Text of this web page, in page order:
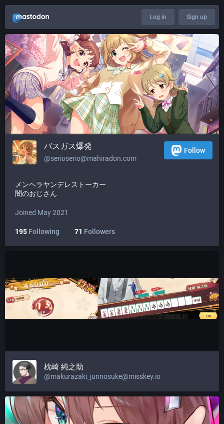
Log in Sign up
バスガス爆発
@serioserio@mahiradon.com
Follow
メンヘラヤンデレストーカー
闇のおじさん
Joined May 2021
195 Following 71 Followers
枕崎 純之助
@makurazaki_junnosuke@misskey.io